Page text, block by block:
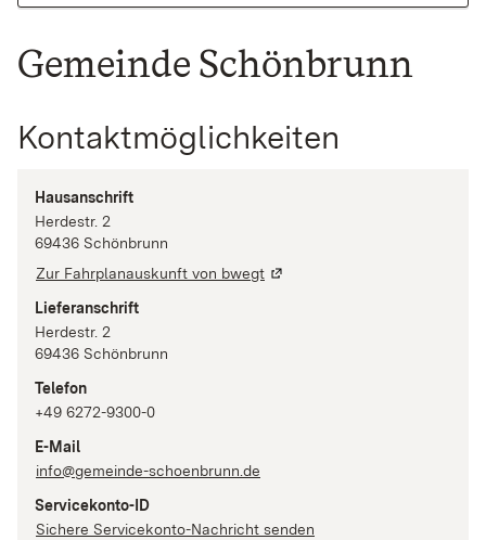
Gemeinde Schönbrunn
Kontaktmöglichkeiten
Hausanschrift
Herdestr. 2
69436 Schönbrunn
Zur Fahrplanauskunft von bwegt
Lieferanschrift
Herdestr. 2
69436 Schönbrunn
Telefon
+49 6272-9300-0
E-Mail
info@gemeinde-schoenbrunn.de
Servicekonto-ID
Sichere Servicekonto-Nachricht senden